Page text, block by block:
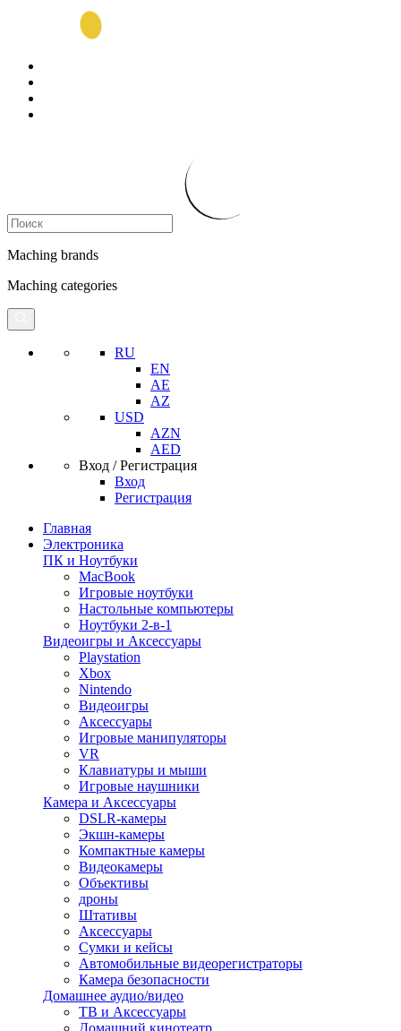
Maching brands
Maching categories
RU
EN
AE
AZ
USD
AZN
AED
Вход / Регистрация
Вход
Регистрация
Главная
Электроника
ПК и Ноутбуки
MacBook
Игровые ноутбуки
Настольные компьютеры
Ноутбуки 2-в-1
Видеоигры и Аксессуары
Playstation
Xbox
Nintendo
Видеоигры
Аксессуары
Игровые манипуляторы
VR
Клавиатуры и мыши
Игровые наушники
Камера и Аксессуары
DSLR-камеры
Экшн-камеры
Компактные камеры
Видеокамеры
Объективы
дроны
Штативы
Аксессуары
Сумки и кейсы
Автомобильные видеорегистраторы
Камера безопасности
Домашнее аудио/видео
ТВ и Аксессуары
Домашний кинотеатр